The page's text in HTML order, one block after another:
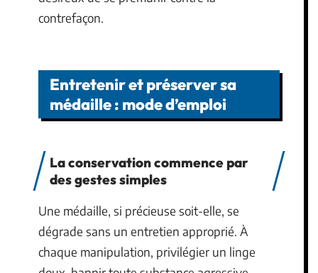
contrefaçon.
Entretenir et préserver sa
médaille : mode d’emploi
La conservation commence par
des gestes simples
Une médaille, si précieuse soit-elle, se
dégrade sans un entretien approprié. À
chaque manipulation, privilégier un linge